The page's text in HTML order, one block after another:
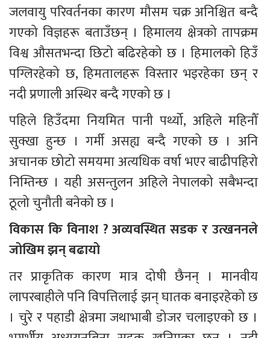
जलवायु परिवर्तनका कारण मौसम चक्र अनिश्चित बन्दै
गएको विज्ञहरू बताउँछन् । हिमालय क्षेत्रको तापक्रम
विश्व औसतभन्दा छिटो बढिरहेको छ । हिमालको हिउँ
पग्लिरहेको छ, हिमतालहरू विस्तार भइरहेका छन् र
नदी प्रणाली अस्थिर बन्दै गएको छ ।
पहिले हिउँदमा नियमित पानी पर्थ्यो, अहिले महिनौँ
सुक्खा हुन्छ । गर्मी असह्य बन्दै गएको छ । अनि
अचानक छोटो समयमा अत्यधिक वर्षा भएर बाढीपहिरो
निम्तिन्छ । यही असन्तुलन अहिले नेपालको सबैभन्दा
ठूलो चुनौती बनेको छ ।
विकास कि विनाश ? अव्यवस्थित सडक र उत्खननले
जोखिम झन् बढायो
तर प्राकृतिक कारण मात्र दोषी छैनन् । मानवीय
लापरबाहीले पनि विपत्तिलाई झन् घातक बनाइरहेको छ
। चुरे र पहाडी क्षेत्रमा जथाभाबी डोजर चलाइएको छ ।